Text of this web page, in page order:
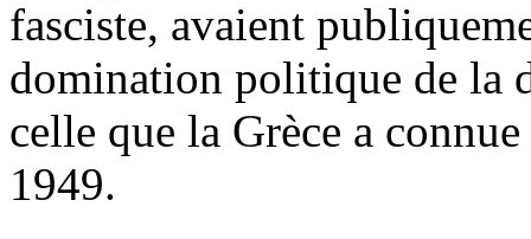
fasciste, avaient
domination politique de la
celle que la Grèce a
1949.